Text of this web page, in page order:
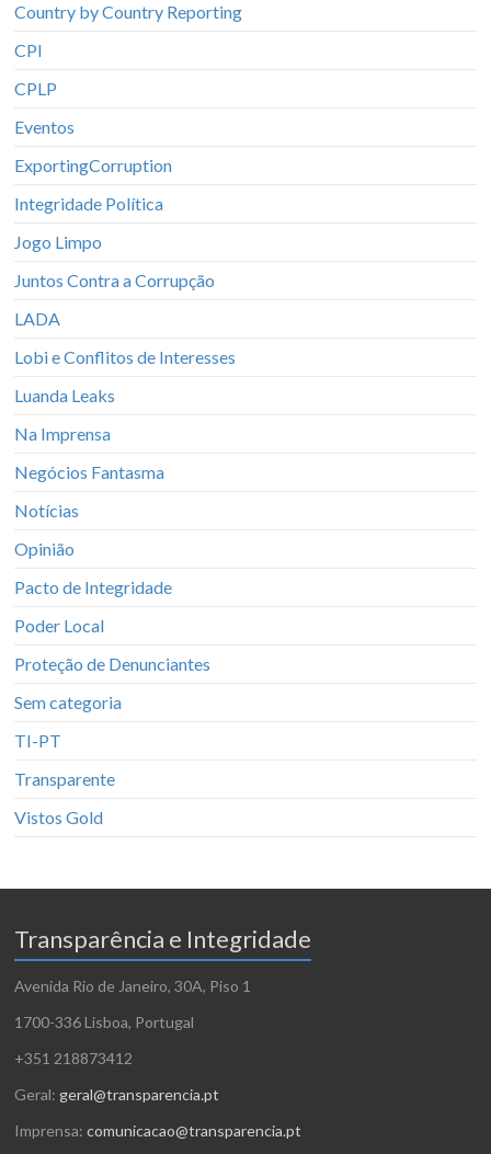
Country by Country Reporting
CPI
CPLP
Eventos
ExportingCorruption
Integridade Política
Jogo Limpo
Juntos Contra a Corrupção
LADA
Lobi e Conflitos de Interesses
Luanda Leaks
Na Imprensa
Negócios Fantasma
Notícias
Opinião
Pacto de Integridade
Poder Local
Proteção de Denunciantes
Sem categoria
TI-PT
Transparente
Vistos Gold
Transparência e Integridade
Avenida Rio de Janeiro, 30A, Piso 1
1700-336 Lisboa, Portugal
+351 218873412
Geral: geral@transparencia.pt
Imprensa:comunicacao@transparencia.pt